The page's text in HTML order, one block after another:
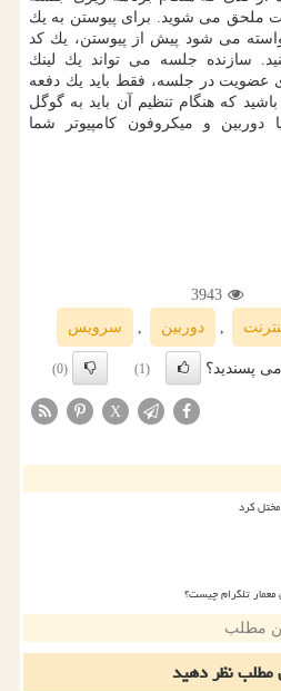
ملحق می شوید. برای پیوستن به یك
می شود پیش از پیوستن، یك كد
سازنده جلسه می تواند یك لینك
عضویت در جلسه، فقط باید یك دفعه
كه هنگام تنظیم آن باید به گوگل
دوربین و میكروفون كامپیوتر شما
3943
, دوربین , سرویس
پسندید؟ (1)
(0)
X
کرد
تلگرام چیست؟
مطلب
مطلبنظر دهید